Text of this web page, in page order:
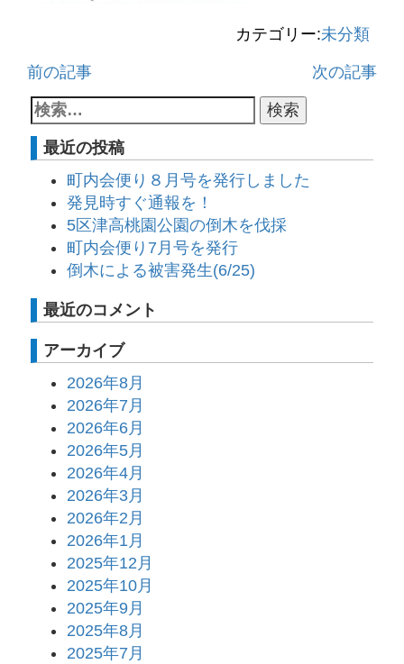
カテゴリー:未分類
前の記事 次の記事
最近の投稿
町内会便り８月号を発行しました
発見時すぐ通報を！
5区津高桃園公園の倒木を伐採
町内会便り7月号を発行
倒木による被害発生(6/25)
最近のコメント
アーカイブ
2026年8月
2026年7月
2026年6月
2026年5月
2026年4月
2026年3月
2026年2月
2026年1月
2025年12月
2025年10月
2025年9月
2025年8月
2025年7月